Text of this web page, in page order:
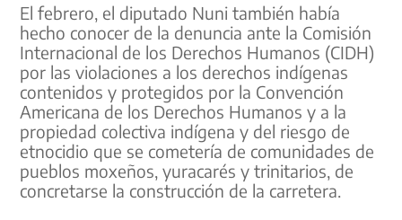
El febrero, el diputado Nuni también había
hecho conocer de la denuncia ante la Comisión
Internacional de los Derechos Humanos (CIDH)
por las violaciones a los derechos indígenas
contenidos y protegidos por la Convención
Americana de los Derechos Humanos y a la
propiedad colectiva indígena y del riesgo de
etnocidio que se cometería de comunidades de
pueblos moxeños, yuracarés y trinitarios, de
concretarse la construcción de la carretera.